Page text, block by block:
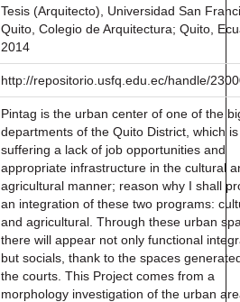
Tesis (Arquitecto), Universidad San
Quito, Colegio de Arquitectura; Quito,
2014
http://repositorio.usfq.edu.ec/handle/
Pintag is the urban center of one of the
departments of the Quito District, which is
suffering a lack of job opportunities and
appropriate infrastructure in the cultural
agricultural manner; reason why I shall
an integration of these two programs:
and agricultural. Through these urban
there will appear not only functional
but socials, thank to the spaces
the courts. This Project comes from a
morphology investigation of the urban